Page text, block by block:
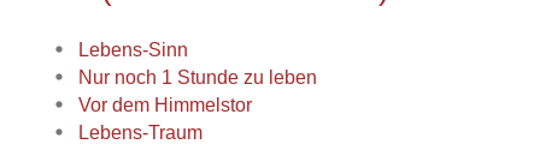
Lebens-Sinn
Nur noch 1 Stunde zu leben
Vor dem Himmelstor
Lebens-Traum